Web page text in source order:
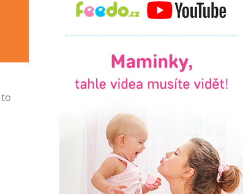
Porod císařským řezem
Výbavička pro miminko
Kojení
Zdraví a nemoci u dětí
Psychomotorický vývoj dítěte
Lékařské okénko